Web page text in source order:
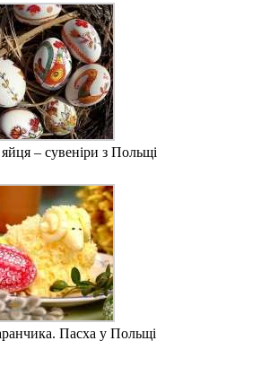
– сувеніри з Польщі
Пасха у Польщі